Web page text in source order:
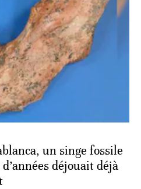
un singe fossile
déjouait déjà